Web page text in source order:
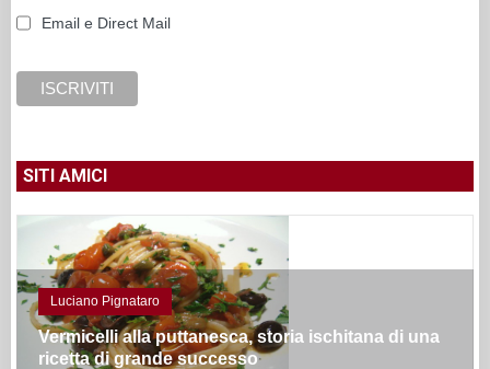
Email e Direct Mail
SITI AMICI
Luciano Pignataro
Vermicelli alla puttanesca, storia ischitana di una
ricetta di grande successo